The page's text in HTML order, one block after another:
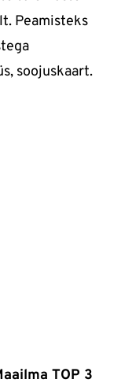
Peamisteks
soojuskaart.
TOP 3